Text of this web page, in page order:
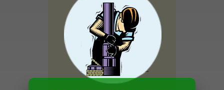
HUBUNGI KAMI